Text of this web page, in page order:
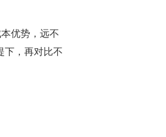
优势，远不
下，再对比不